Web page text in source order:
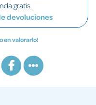
gratis.
devoluciones
en valorarlo!